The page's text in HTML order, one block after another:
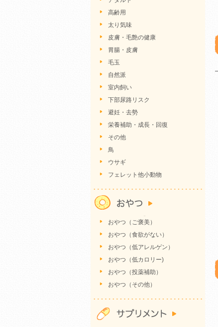
高齢用
太り気味
皮膚・毛艶の健康
胃腸・皮膚
毛玉
自然派
室内飼い
下部尿路リスク
避妊・去勢
栄養補助・成長・回復
その他
鳥
ウサギ
フェレット他小動物
おやつ（ご褒美）
おやつ（食欲がない）
おやつ（低アレルゲン）
おやつ（低カロリー)
おやつ（投薬補助）
おやつ（その他）